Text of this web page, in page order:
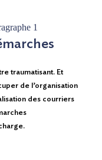
traumatisant. Et
de l’organisation
des courriers